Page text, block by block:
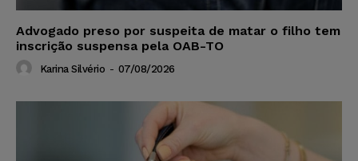
Advogado preso por suspeita de matar o filho tem
inscrição suspensa pela OAB-TO
Karina Silvério - 07/08/2026